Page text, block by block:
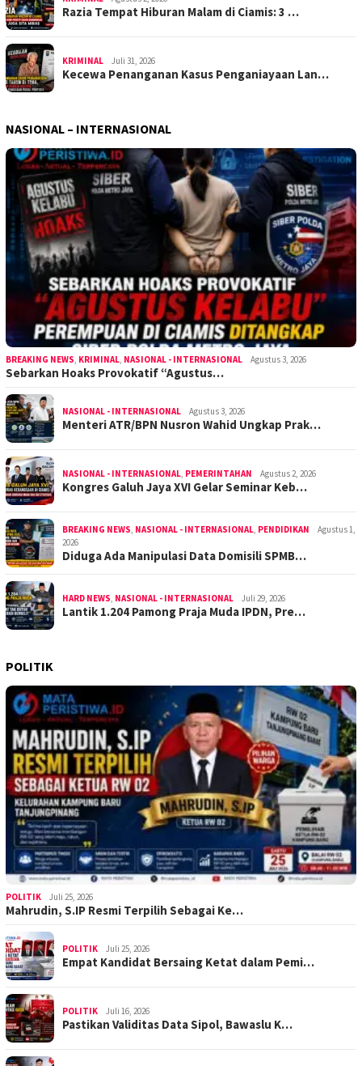
Razia Tempat Hiburan Malam di Ciamis: 3 …
KRIMINAL Juli 31, 2026
Kecewa Penanganan Kasus Penganiayaan Lan…
NASIONAL – INTERNASIONAL
BREAKING NEWS, KRIMINAL, NASIONAL - INTERNASIONAL Agustus 3, 2026
Sebarkan Hoaks Provokatif “Agustus…
NASIONAL - INTERNASIONAL Agustus 3, 2026
Menteri ATR/BPN Nusron Wahid Ungkap Prak…
NASIONAL - INTERNASIONAL, PEMERINTAHAN Agustus 2, 2026
Kongres Galuh Jaya XVI Gelar Seminar Keb…
BREAKING NEWS, NASIONAL - INTERNASIONAL, PENDIDIKAN
Agustus 1,
2026
Diduga Ada Manipulasi Data Domisili SPMB…
HARD NEWS, NASIONAL - INTERNASIONAL Juli 29, 2026
Lantik 1.204 Pamong Praja Muda IPDN, Pre…
POLITIK
POLITIK Juli 25, 2026
Mahrudin, S.IP Resmi Terpilih Sebagai Ke…
POLITIK Juli 25, 2026
Empat Kandidat Bersaing Ketat dalam Pemi…
POLITIK Juli 16, 2026
Pastikan Validitas Data Sipol, Bawaslu K…